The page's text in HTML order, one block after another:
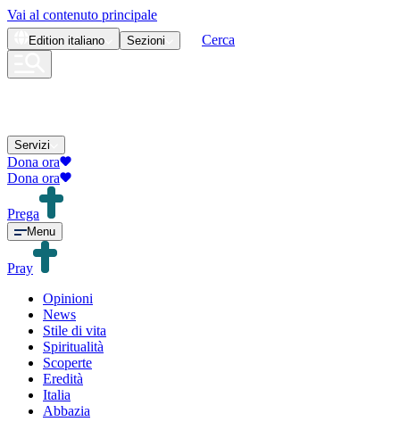
Vai al contenuto principale
Edition italiano Sezioni Cerca
Servizi
Dona ora
Dona ora
Prega
Menu
Pray
Opinioni
News
Stile di vita
Spiritualità
Scoperte
Eredità
Italia
Abbazia